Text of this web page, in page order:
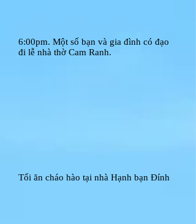
6:00pm. Một số bạn và gia đình có đạo
đi lễ nhà thờ Cam Ranh.
Tối ăn cháo hào tại nhà Hạnh bạn Đính